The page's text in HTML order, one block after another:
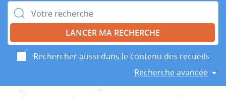
Rechercher :
Rechercher aussi dans le contenu des recueils
Recherche avancée